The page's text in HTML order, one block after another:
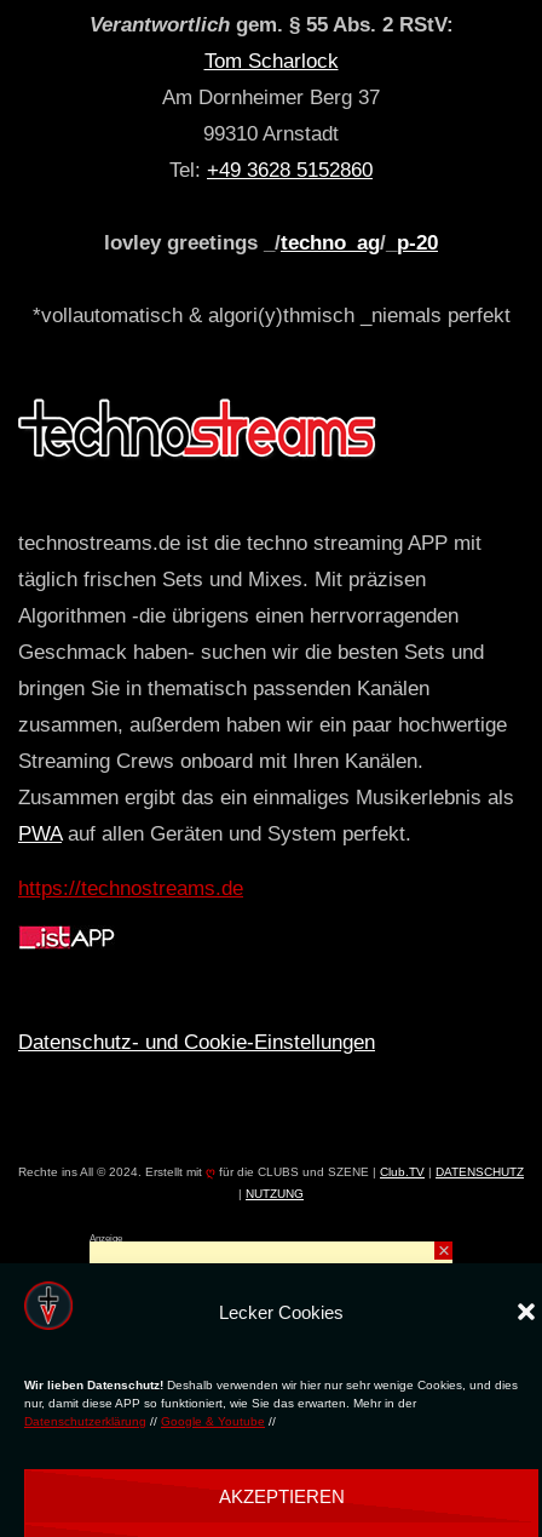
Lecker Cookies
Wir lieben Datenschutz! Deshalb verwenden wir hier nur sehr wenige Cookies, und dies
nur, damit diese APP so funktioniert, wie Sie das erwarten. Mehr in der
Datenschutzerklärung // Google & Youtube //
AKZEPTIEREN
Verantwortlichgem. § 55 Abs. 2 RStV:
Tom Scharlock
Am Dornheimer Berg 37
99310 Arnstadt
Tel: +49 3628 5152860
lovley greetings _/techno_ag/_ p-20
*vollautomatisch & algori(y)thmisch _niemals perfekt
technostreams.de ist die techno streaming APP mit
täglich frischen Sets und Mixes. Mit präzisen
Algorithmen -die übrigens einen herrvorragenden
Geschmack haben- suchen wir die besten Sets und
bringen Sie in thematisch passenden Kanälen
zusammen, außerdem haben wir ein paar hochwertige
Streaming Crews onboard mit Ihren Kanälen.
Zusammen ergibt das ein einmaliges Musikerlebnis als
PWAauf allen Geräten und System perfekt.
https://technostreams.de
Datenschutz- und Cookie-Einstellungen
Rechte ins All © 2024. Erstellt mit ღ für die CLUBS und SZENE | Club.TV | DATENSCHUTZ
| NUTZUNG
Anzeige
×